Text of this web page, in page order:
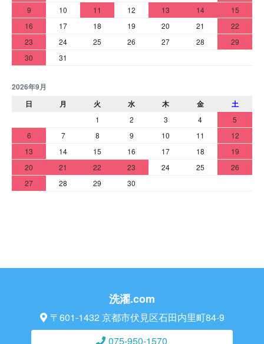
9
10 11 12 13 14
15
16
17 18 19 20 21
22
23
24 25 26 27 28
29
30
31
2026年9月
日
月 火 水 木 金 土
1 2 3 4
5
6
7 8 9 10 11
12
13
14 15 16 17 18
19
20
21 22 23 24 25
26
27
28 29 30
洗濯.com
〒601-1432 京都市伏見区石田内里町84-9
075-950-1570